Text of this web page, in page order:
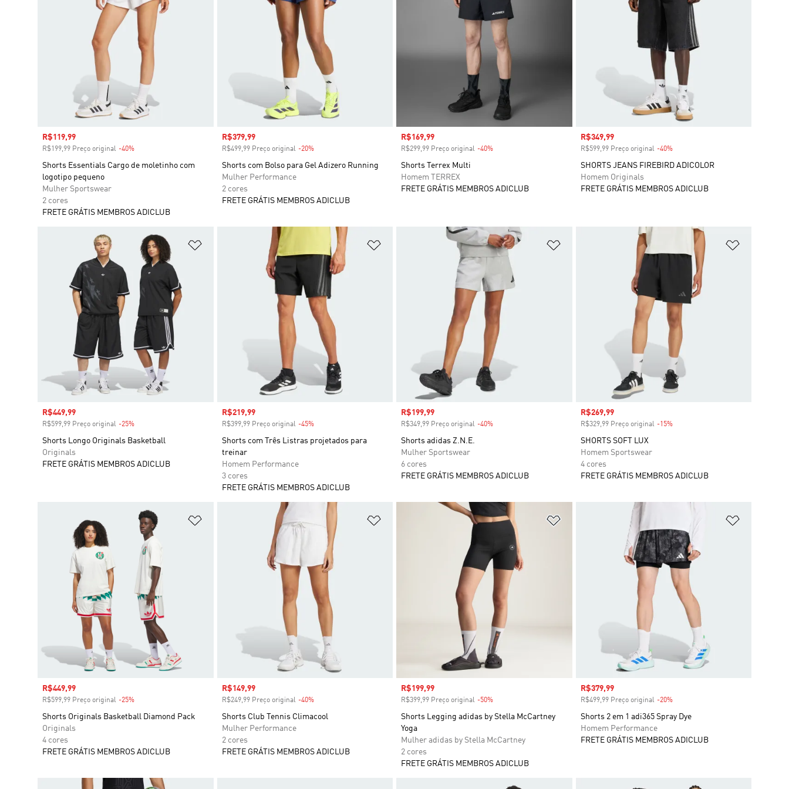
Preço com desconto
R$119,99
R$199,99 Preço original -40%
Shorts Essentials Cargo de moletinho com
logotipo pequeno
Mulher Sportswear
2 cores
FRETE GRÁTIS MEMBROS ADICLUB
Preço com desconto
R$379,99
R$499,99 Preço original -20%Desconto
Shorts com Bolso para Gel Adizero Running
Mulher Performance
2 cores
FRETE GRÁTIS MEMBROS ADICLUB
Preço com desconto
R$169,99
R$299,99 Preço original -40%
Shorts Terrex Multi
Homem TERREX
FRETE GRÁTIS MEMBROS ADICLUB
Preço com desconto
R$349,99
R$599,99 Preço original -40%Desconto
SHORTS JEANS FIREBIRD ADICOLOR
Homem Originals
FRETE GRÁTIS MEMBROS ADICLUB
Adicionar à Lista de Desejos
Preço com desconto
R$449,99
R$599,99 Preço original -25%
Shorts Longo Originals Basketball
Originals
FRETE GRÁTIS MEMBROS ADICLUB
Adicionar à Lista de Desejos
Preço com desconto
R$219,99
R$399,99 Preço original -45%Desconto
Shorts com Três Listras projetados para
treinar
Homem Performance
3 cores
FRETE GRÁTIS MEMBROS ADICLUB
Adicionar à Lista de Desejos
Preço com desconto
R$199,99
R$349,99 Preço original -40%
Shorts adidas Z.N.E.
Mulher Sportswear
6 cores
FRETE GRÁTIS MEMBROS ADICLUB
Preço com desconto
R$269,99
R$329,99 Preço original -15%Desconto
SHORTS SOFT LUX
Homem Sportswear
4 cores
FRETE GRÁTIS MEMBROS ADICLUB
Adicionar à Lista de Desejos
Preço com desconto
R$449,99
R$599,99 Preço original -25%
Shorts Originals Basketball Diamond Pack
Originals
4 cores
FRETE GRÁTIS MEMBROS ADICLUB
Adicionar à Lista de Desejos
Preço com desconto
R$149,99
R$249,99 Preço original -40%Desconto
Shorts Club Tennis Climacool
Mulher Performance
2 cores
FRETE GRÁTIS MEMBROS ADICLUB
Adicionar à Lista de Desejos
Preço com desconto
R$199,99
R$399,99 Preço original -50%
Shorts Legging adidas by Stella McCartney
Yoga
Mulher adidas by Stella McCartney
2 cores
FRETE GRÁTIS MEMBROS ADICLUB
Preço com desconto
R$379,99
R$499,99 Preço original -20%Desconto
Shorts 2 em 1 adi365 Spray Dye
Homem Performance
FRETE GRÁTIS MEMBROS ADICLUB